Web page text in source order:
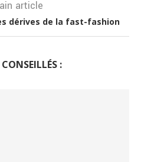
article
dérives de la fast-fashion
: